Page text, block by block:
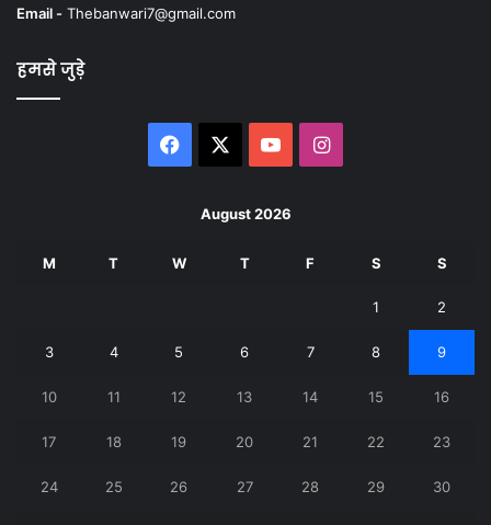
Email - Thebanwari7@gmail.com
हमसे जुड़े
Facebook YouTubeInstagram
August 2026
M T W T F S S
1 2
3 4 5 6 7 8 9
10 11 12 13 14 15 16
17 18 19 20 21 22 23
24 25 26 27 28 29 30